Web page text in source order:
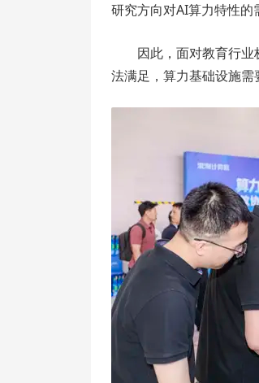
研究方向对AI算力特性
因此，面对教育行
法满足，算力基础设施需